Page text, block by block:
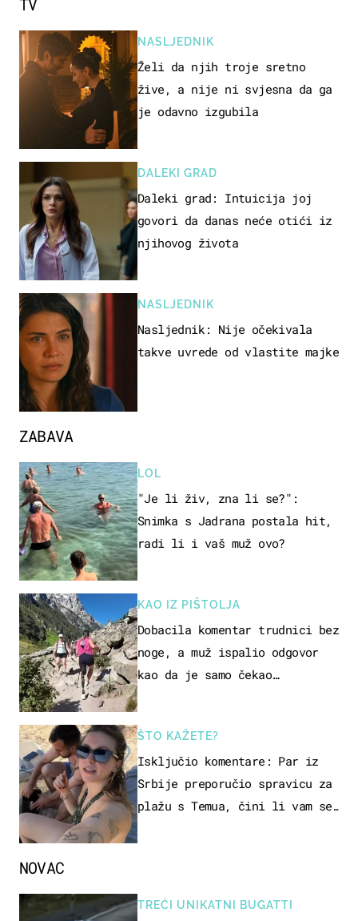
ZABAVA
LOL
"Je li živ, zna li se?":
Snimka s Jadrana postala hit,
radi li i vaš muž ovo?
KAO IZ PIŠTOLJA
Dobacila komentar trudnici bez
noge, a muž ispalio odgovor
kao da je samo čekao…
ŠTO KAŽETE?
Isključio komentare: Par iz
Srbije preporučio spravicu za
plažu s Temua, čini li vam se
TV
NASLJEDNIK
Želi da njih troje sretno
žive, a nije ni svjesna da ga
je odavno izgubila
DALEKI GRAD
Daleki grad: Intuicija joj
govori da danas neće otići iz
njihovog života
NASLJEDNIK
Nasljednik: Nije očekivala
takve uvrede od vlastite majke
NOVAC
TREĆI UNIKATNI BUGATTI